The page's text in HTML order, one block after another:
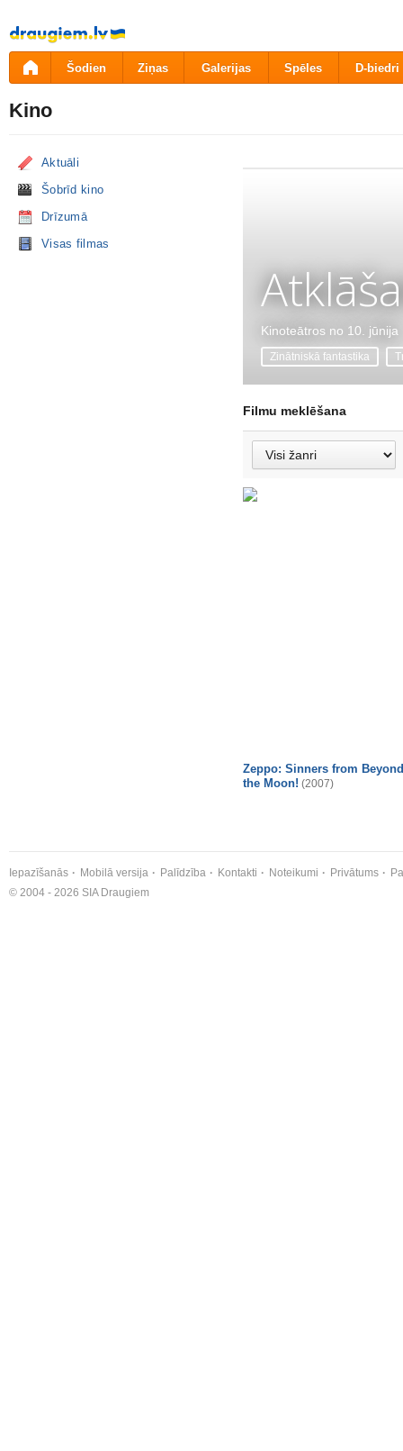
Pāriet
uz
saturu
Šodien Ziņas Galerijas Spēles D-biedri
Kino
Aktuāli
Šobrīd kino
Drīzumā
Visas filmas
Kinoteātros no 10. jūnija
Zinātniskā fantastika
Filmu meklēšana
Zeppo: Sinners from Beyond
the Moon! (2007)
Iepazīšanās Mobilā versija Palīdzība Kontakti Noteikumi Privātums
© 2004 - 2026 SIA Draugiem